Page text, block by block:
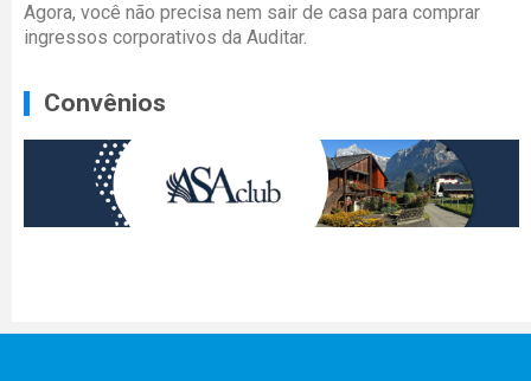
Agora, você não precisa nem sair de casa para comprar
ingressos corporativos da Auditar.
Convênios